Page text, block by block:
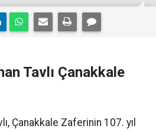
Tavlı Çanakkale
Çanakkale Zaferinin 107. yıl